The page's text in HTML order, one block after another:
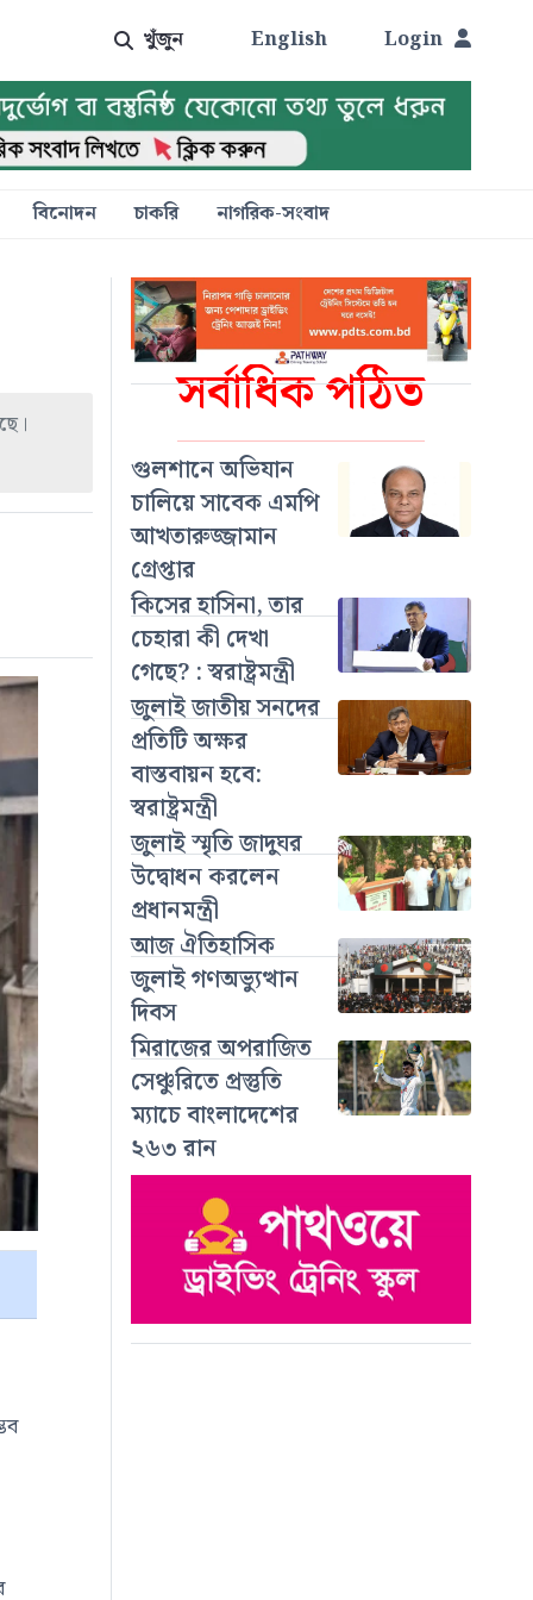
খুঁজুন English Login
বিনোদন চাকরি নাগরিক-সংবাদ
সর্বাধিক পঠিত
গুলশানে অভিযান
চালিয়ে সাবেক এমপি
আখতারুজ্জামান
গ্রেপ্তার
কিসের হাসিনা, তার
চেহারা কী দেখা
গেছে? : স্বরাষ্ট্রমন্ত্রী
জুলাই জাতীয় সনদের
প্রতিটি অক্ষর
বাস্তবায়ন হবে:
স্বরাষ্ট্রমন্ত্রী
জুলাই স্মৃতি জাদুঘর
উদ্বোধন করলেন
প্রধানমন্ত্রী
আজ ঐতিহাসিক
জুলাই গণঅভ্যুত্থান
দিবস
মিরাজের অপরাজিত
সেঞ্চুরিতে প্রস্তুতি
ম্যাচে বাংলাদেশের
২৬৩ রান